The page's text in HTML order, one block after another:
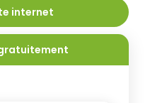
internet